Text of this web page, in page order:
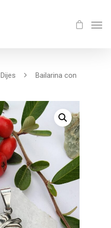
Dijes
Bailarina con